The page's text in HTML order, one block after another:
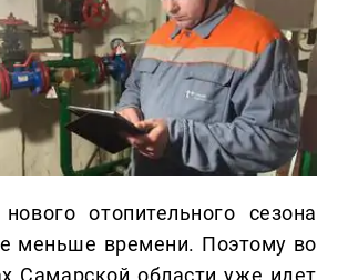
отопительного сезона
меньше времени. Поэтому во